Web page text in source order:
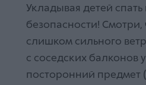
Укладывая детей
безопасности!
слишком сильного
с соседских балконов
посторонний предмет